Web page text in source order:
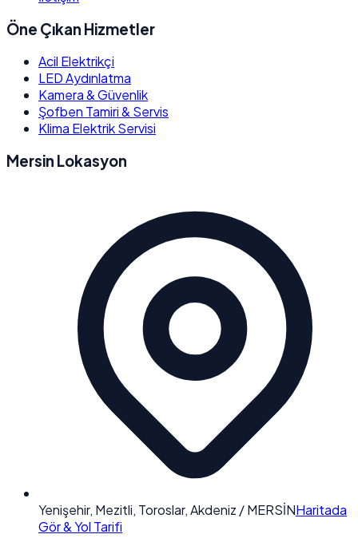
Öne Çıkan Hizmetler
Acil Elektrikçi
LED Aydınlatma
Kamera & Güvenlik
Şofben Tamiri & Servis
Klima Elektrik Servisi
Mersin Lokasyon
Yenişehir, Mezitli, Toroslar, Akdeniz / MERSİNHaritada
Gör & Yol Tarifi